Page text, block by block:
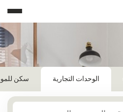
الوحدات التجارية سكن